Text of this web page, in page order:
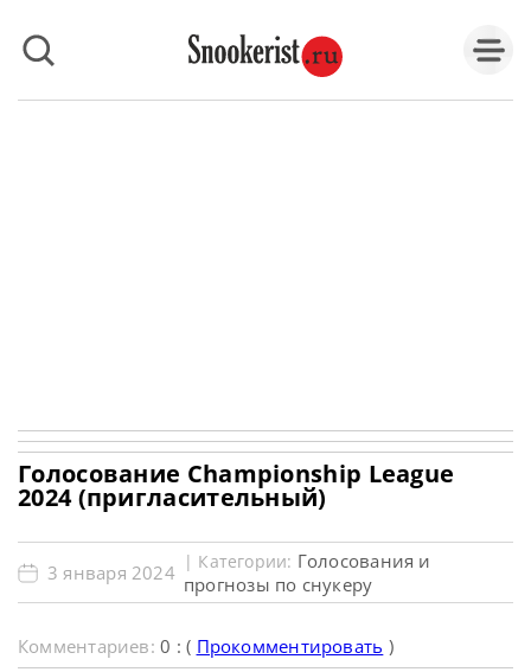
Голосование Championship League
2024 (пригласительный)
3 января 2024 | Категории: Голосования и
прогнозы по снукеру
Комментариев:0 : ( Прокомментировать )